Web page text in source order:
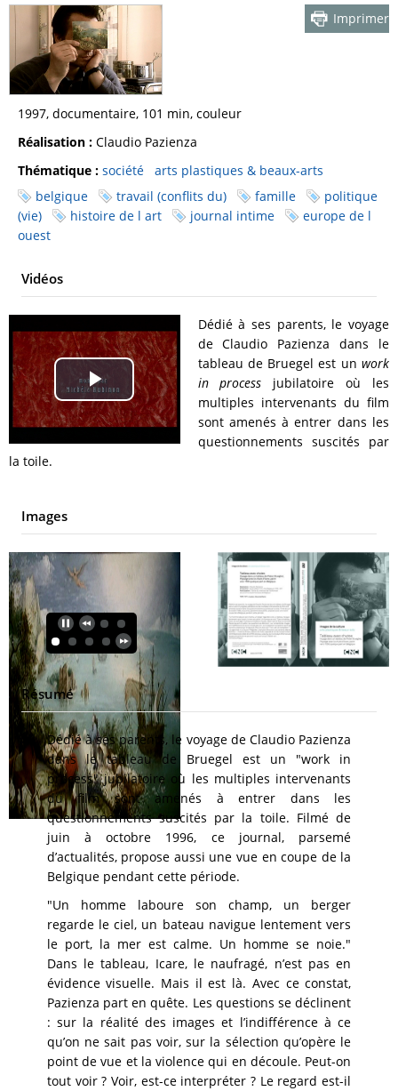
Imprimer
1997, documentaire, 101 min, couleur
Réalisation : Claudio Pazienza
Thématique : société
arts plastiques & beaux-arts
belgique
travail (conflits du) famille
politique
(vie)
histoire de l art journal intime
europe de l
ouest
Vidéos
Play
Video
Dédié à ses parents, le voyage
de Claudio Pazienza dans le
tableau de Bruegel est un work
in process jubilatoire où les
multiples intervenants du film
sont amenés à entrer dans les
questionnements suscités par
la toile.
Images
Résumé
Dédié à ses parents, le voyage de Claudio Pazienza
dans le tableau de Bruegel est un "work in
process" jubilatoire où les multiples intervenants
du film sont amenés à entrer dans les
questionnements suscités par la toile. Filmé de
juin à octobre 1996, ce journal, parsemé
d’actualités, propose aussi une vue en coupe de la
Belgique pendant cette période.
"Un homme laboure son champ, un berger
regarde le ciel, un bateau navigue lentement vers
le port, la mer est calme. Un homme se noie."
Dans le tableau, Icare, le naufragé, n’est pas en
évidence visuelle. Mais il est là. Avec ce constat,
Pazienza part en quête. Les questions se déclinent
: sur la réalité des images et l’indifférence à ce
qu’on ne sait pas voir, sur la sélection qu’opère le
point de vue et la violence qui en découle. Peut-on
tout voir ? Voir, est-ce interpréter ? Le regard est-il